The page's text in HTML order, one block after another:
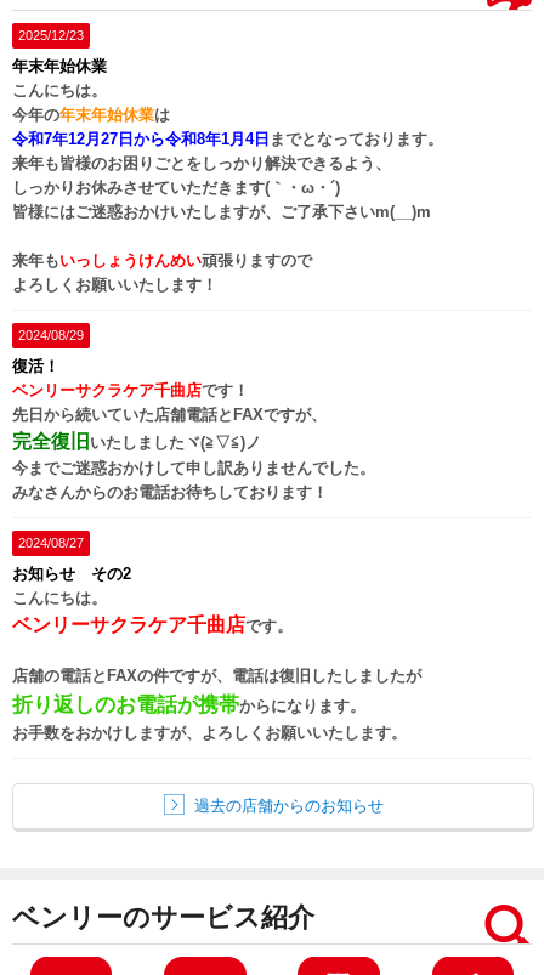
2025/12/23
年末年始休業
こんにちは。
今年の年末年始休業は
令和7年12月27日 から令和8年1月4日 までとなっております。
来年も皆様のお困りごとをしっかり解決できるよう、
しっかりお休みさせていただきます(｀・ω・´)ゞ
皆様にはご迷惑おかけいたしますが、ご了承下さいm(__)m
来年もいっしょうけんめい頑張りますので
よろしくお願いいたします！
2024/08/29
復活！
ベンリーサクラケア千曲店です！
先日から続いていた店舗電話とFAXですが、
完全復旧 いたしましたヾ(≧▽≦)ノ
今までご迷惑おかけして申し訳ありませんでした。
みなさんからのお電話お待ちしております！
2024/08/27
お知らせ その2
こんにちは。
ベンリーサクラケア千曲店です。
店舗の電話とFAXの件ですが、電話は復旧したしましたが
折り返しのお電話が携帯からになります。
お手数をおかけしますが、よろしくお願いいたします。
過去の店舗からのお知らせ
ベンリーのサービス紹介